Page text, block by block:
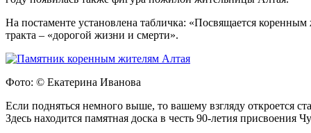
На постаменте установлена табличка: «Посвящается
тракта – «дорогой жизни и смерти».
Фото: © Екатерина Иванова
Если подняться немного выше, то вашему взгляду откроется
Здесь находится памятная доска в честь 90-летия присвоения